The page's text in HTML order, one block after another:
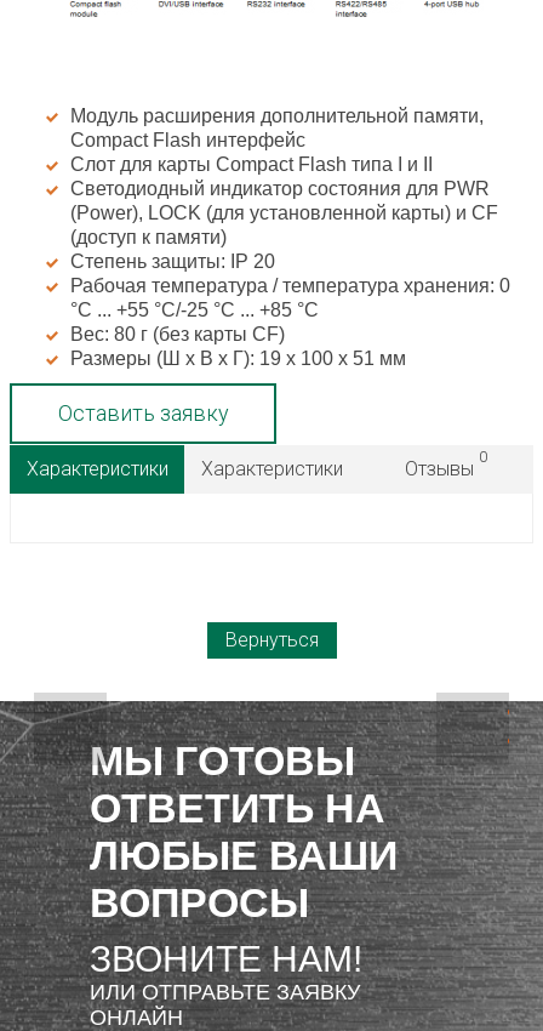
Модуль расширения дополнительной памяти,
Compact Flash интерфейс
Слот для карты Compact Flash типа I и II
Светодиодный индикатор состояния для PWR
(Power), LOCK (для установленной карты) и CF
(доступ к памяти)
Степень защиты: IP 20
Рабочая температура / температура хранения: 0
°C ... +55 °C/-25 °C ... +85 °C
Вес: 80 г (без карты CF)
Размеры (Ш х В х Г): 19 x 100 x 51 мм
Оставить заявку
Характеристики Характеристики Отзывы
0
Вернуться
МЫ ГОТОВЫ
ОТВЕТИТЬ НА
ЛЮБЫЕ ВАШИ
ВОПРОСЫ
ЗВОНИТЕ НАМ!
ИЛИ ОТПРАВЬТЕ ЗАЯВКУ
ОНЛАЙН